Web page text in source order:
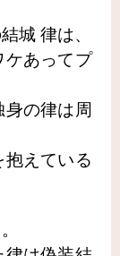
城 律は、
ケあってプ
の律は周
えている